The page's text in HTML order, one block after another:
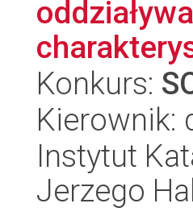
Konkurs:
Kierownik:
Instytut
Jerzego